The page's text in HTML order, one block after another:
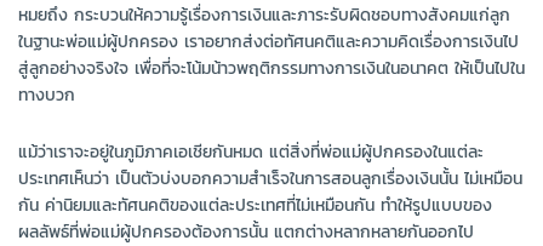
หมยถึง กระบวนให้ความรู้เรื่องการเงินและภาระรับผิดชอบทางสังคมแก่ลูก
ในฐานะพ่อแม่ผู้ปกครอง เราอยากส่งต่อทัศนคติและความคิดเรื่องการเงินไป
สู่ลูกอย่างจริงใจ เพื่อที่จะโน้มน้าวพฤติกรรมทางการเงินในอนาคต ให้เป็นไปใน
ทางบวก
แม้ว่าเราจะอยู่ในภูมิภาคเอเชียกันหมด แต่สิ่งที่พ่อแม่ผู้ปกครองในแต่ละ
ประเทศเห็นว่า เป็นตัวบ่งบอกความสำเร็จในการสอนลูกเรื่องเงินนั้น ไม่เหมือน
กัน ค่านิยมและทัศนคติของแต่ละประเทศที่ไม่เหมือนกัน ทำให้รูปแบบของ
ผลลัพธ์ที่พ่อแม่ผู้ปกครองต้องการนั้น แตกต่างหลากหลายกันออกไป